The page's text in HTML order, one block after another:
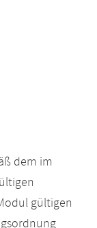
dem im
gültigen